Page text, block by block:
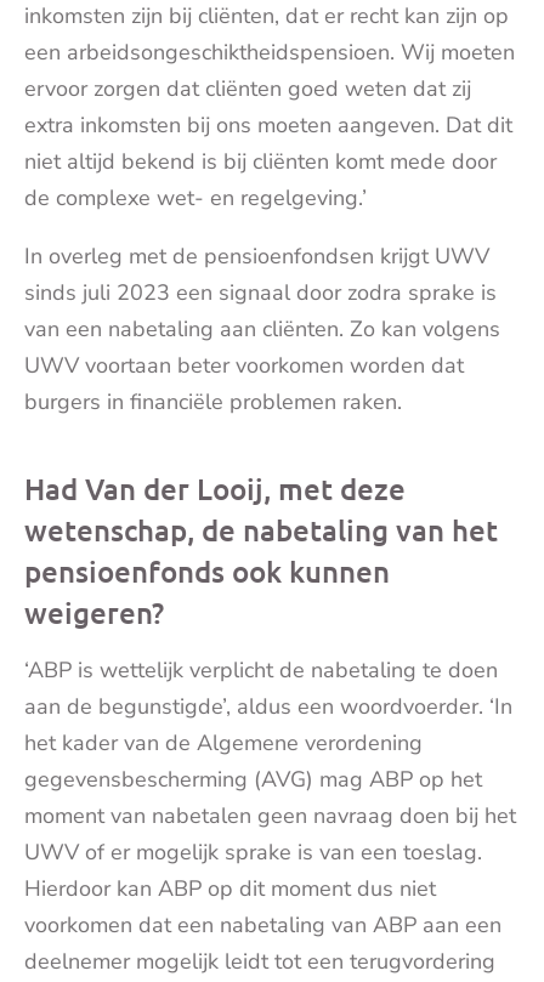
inkomsten zijn bij cliënten, dat er recht kan zijn op
een arbeidsongeschiktheidspensioen. Wij moeten
ervoor zorgen dat cliënten goed weten dat zij
extra inkomsten bij ons moeten aangeven. Dat dit
niet altijd bekend is bij cliënten komt mede door
de complexe wet- en regelgeving.’
In overleg met de pensioenfondsen krijgt UWV
sinds juli 2023 een signaal door zodra sprake is
van een nabetaling aan cliënten. Zo kan volgens
UWV voortaan beter voorkomen worden dat
burgers in financiële problemen raken.
Had Van der Looij, met deze
wetenschap, de nabetaling van het
pensioenfonds ook kunnen
weigeren?
‘ABP is wettelijk verplicht de nabetaling te doen
aan de begunstigde’, aldus een woordvoerder. ‘In
het kader van de Algemene verordening
gegevensbescherming (AVG) mag ABP op het
moment van nabetalen geen navraag doen bij het
UWV of er mogelijk sprake is van een toeslag.
Hierdoor kan ABP op dit moment dus niet
voorkomen dat een nabetaling van ABP aan een
deelnemer mogelijk leidt tot een terugvordering